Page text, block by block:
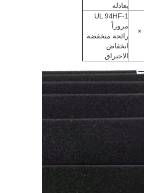
يعادله
30 × 1000 ×
UL 94HF-1
مروراً
رائحة منخفضة
انخفاض
الاحتراق